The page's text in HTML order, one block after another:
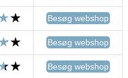
Besøg webshop
Besøg webshop
Besøg webshop